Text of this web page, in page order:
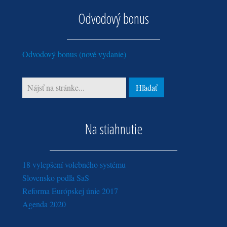
Odvodový bonus
Odvodový bonus (nové vydanie)
Na stiahnutie
18 vylepšení volebného systému
Slovensko podľa SaS
Reforma Európskej únie 2017
Agenda 2020